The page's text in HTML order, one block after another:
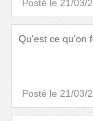
Posté le 21/03/
Qu'est ce qu'on
Posté le 21/03/